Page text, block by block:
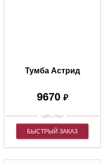
Тумба Астрид
9670 ₽
БЫСТРЫЙ ЗАКАЗ